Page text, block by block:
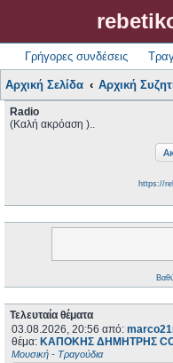
Γρήγορες συνδέσεις
Αρχική Σελίδα Αρχική
Radio
(Καλή ακρόαση )..
https://
Τελευταία θέματα
03.08.2026, 20:56 από:
θέμα: ΚΑΠΟΚΗΣ ΔΗΜΗΤΡΗΣ
Μουσική - Τραγούδια